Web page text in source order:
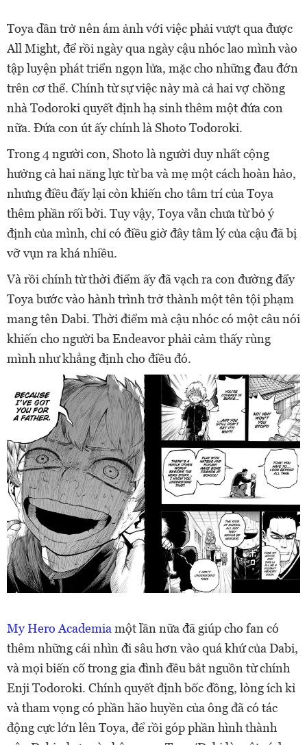
Toya dần trở nên ám ảnh với việc phải vượt qua được
All Might, để rồi ngày qua ngày cậu nhóc lao mình vào
tập luyện phát triển ngọn lửa, mặc cho những đau đớn
trên cơ thể. Chính từ sự việc này mà cả hai vợ chồng
nhà Todoroki quyết định hạ sinh thêm một đứa con
nữa. Đứa con út ấy chính là Shoto Todoroki.
Trong 4 người con, Shoto là người duy nhất cộng
hưởng cả hai năng lực từ ba và mẹ một cách hoàn hảo,
nhưng điều đấy lại còn khiến cho tâm trí của Toya
thêm phần rối bời. Tuy vậy, Toya vẫn chưa từ bỏ ý
định của mình, chỉ có điều giờ đây tâm lý của cậu đã bị
vỡ vụn ra khá nhiều.
Và rồi chính từ thời điểm ấy đã vạch ra con đường đẩy
Toya bước vào hành trình trở thành một tên tội phạm
mang tên Dabi. Thời điểm mà cậu nhóc có một câu nói
khiến cho người ba Endeavor phải cảm thấy rùng
mình như khẳng định cho điều đó.
My Hero Academia một lần nữa đã giúp cho fan có
thêm những cái nhìn đi sâu hơn vào quá khứ của Dabi,
và mọi biến cố trong gia đình đều bắt nguồn từ chính
Enji Todoroki. Chính quyết định bốc đồng, lòng ích kỉ
và tham vọng có phần hão huyền của ông đã có tác
động cực lớn lên Toya, để rồi góp phần hình thành